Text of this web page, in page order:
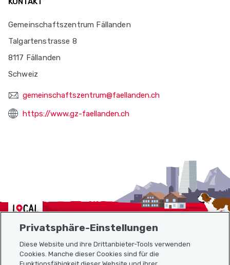
Gemeinschaftszentrum Fällanden
Talgartenstrasse 8
8117 Fällanden
Schweiz
gemeinschaftszentrum@faellanden.ch
https://www.gz-faellanden.ch
Localcities
Privatsphäre-Einstellungen
Diese Website und ihre Drittanbieter-Tools verwenden
Cookies. Manche dieser Cookies sind für die